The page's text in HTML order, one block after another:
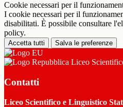
Cookie necessari per il
I cookie necessari per il
disabilitati. È possibile consultare
policy.
Accetta tutti Salva le preferenze
Liceo
Contatti
Liceo Scientifico e Linguistico